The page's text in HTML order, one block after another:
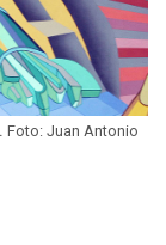
Foto: Juan Antonio